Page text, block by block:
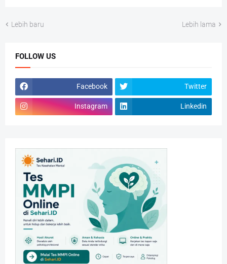
Lebih baru Lebih lama
FOLLOW US
Facebook Twitter
Instagram Linkedin